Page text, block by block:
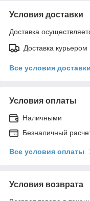
Условия доставки
Доставка
Доставка
Все условия доставки
Условия оплаты
Наличными
Безналичный
Все условия оплаты
Условия возврата